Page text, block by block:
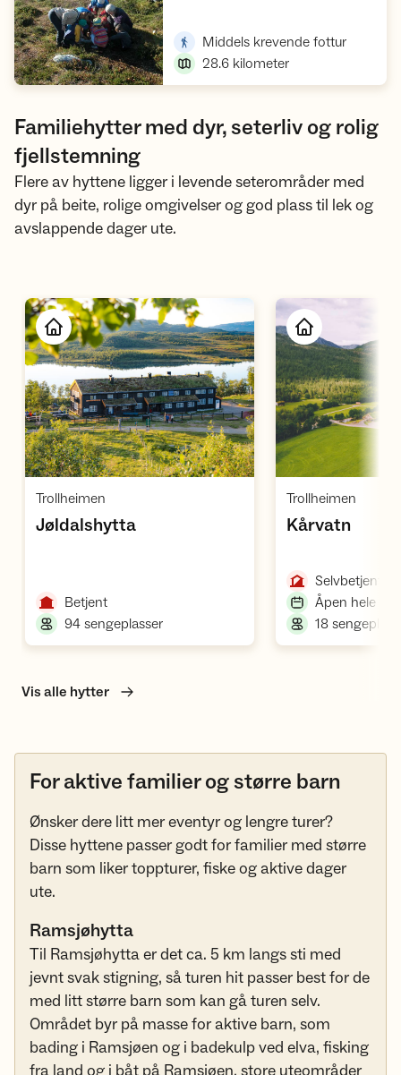
Middels krevende fottur,
28.6 kilometer
Familiehytter med dyr, seterliv og rolig
fjellstemning
Flere av hyttene ligger i levende seterområder med
dyr på beite, rolige omgivelser og god plass til lek og
avslappende dager ute.
Åpne hytte
Trollheimen
Jøldalshytta,
Betjent,
94 sengeplasser,
Trollheimen
Kårvatn,
Selvbetjent
Åpen hele
18
Vis alle hytter
For aktive familier og større barn
Ønsker dere litt mer eventyr og lengre turer?
Disse hyttene passer godt for familier med større
barn som liker toppturer, fiske og aktive dager
ute.
Ramsjøhytta
Til Ramsjøhytta er det ca. 5 km langs sti med
jevnt svak stigning, så turen hit passer best for de
med litt større barn som kan gå turen selv.
Området byr på masse for aktive barn, som
bading i Ramsjøen og i badekulp ved elva, fisking